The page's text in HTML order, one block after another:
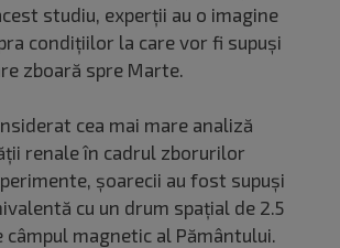
studiu, experții au o imagine
condițiilor la care vor fi supuși
zboară spre Marte.
cea mai mare analiză
renale în cadrul zborurilor
șoarecii au fost supuși
cu un drum spațial de 2.5
câmpul magnetic al Pământului.